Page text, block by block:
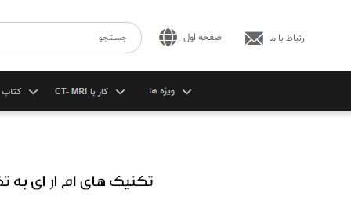
ارتباط با ما صفحه اول